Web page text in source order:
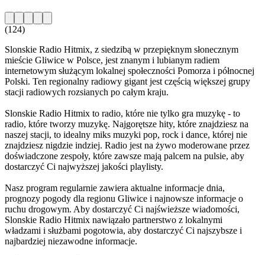
(124)
Slonskie Radio Hitmix, z siedzibą w przepięknym słonecznym
mieście Gliwice w Polsce, jest znanym i lubianym radiem
internetowym służącym lokalnej społeczności Pomorza i północnej
Polski. Ten regionalny radiowy gigant jest częścią większej grupy
stacji radiowych rozsianych po całym kraju.
Slonskie Radio Hitmix to radio, które nie tylko gra muzykę - to
radio, które tworzy muzykę. Najgorętsze hity, które znajdziesz na
naszej stacji, to idealny miks muzyki pop, rock i dance, której nie
znajdziesz nigdzie indziej. Radio jest na żywo moderowane przez
doświadczone zespoły, które zawsze mają palcem na pulsie, aby
dostarczyć Ci najwyższej jakości playlisty.
Nasz program regularnie zawiera aktualne informacje dnia,
prognozy pogody dla regionu Gliwice i najnowsze informacje o
ruchu drogowym. Aby dostarczyć Ci najświeższe wiadomości,
Slonskie Radio Hitmix nawiązało partnerstwo z lokalnymi
władzami i służbami pogotowia, aby dostarczyć Ci najszybsze i
najbardziej niezawodne informacje.